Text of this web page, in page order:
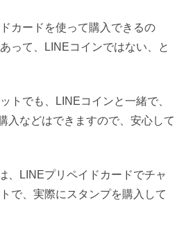
カードを使って購入できるの
って、LINEコインではない、と
トでも、LINEコインと一緒で、
入などはできますので、安心して
、LINEプリペイドカードでチャ
で、実際にスタンプを購入して